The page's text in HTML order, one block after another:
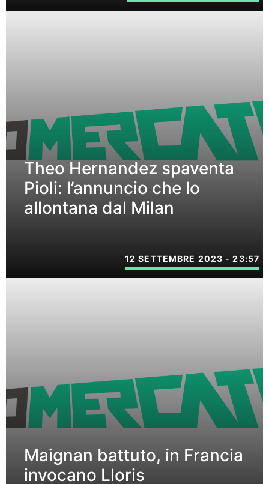
Theo Hernandez spaventa
Pioli: l’annuncio che lo
allontana dal Milan
12 SETTEMBRE 2023 - 23:57
Maignan battuto, in Francia
invocano Lloris